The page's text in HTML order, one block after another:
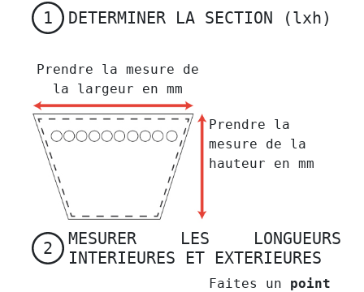
1 DETERMINER LA SECTION (lxh)
Prendre la mesure de
la largeur en mm
Prendre la
mesure de la
hauteur en mm
2
MESURER LES LONGUEURS
INTERIEURES ET EXTERIEURES
Faites un point